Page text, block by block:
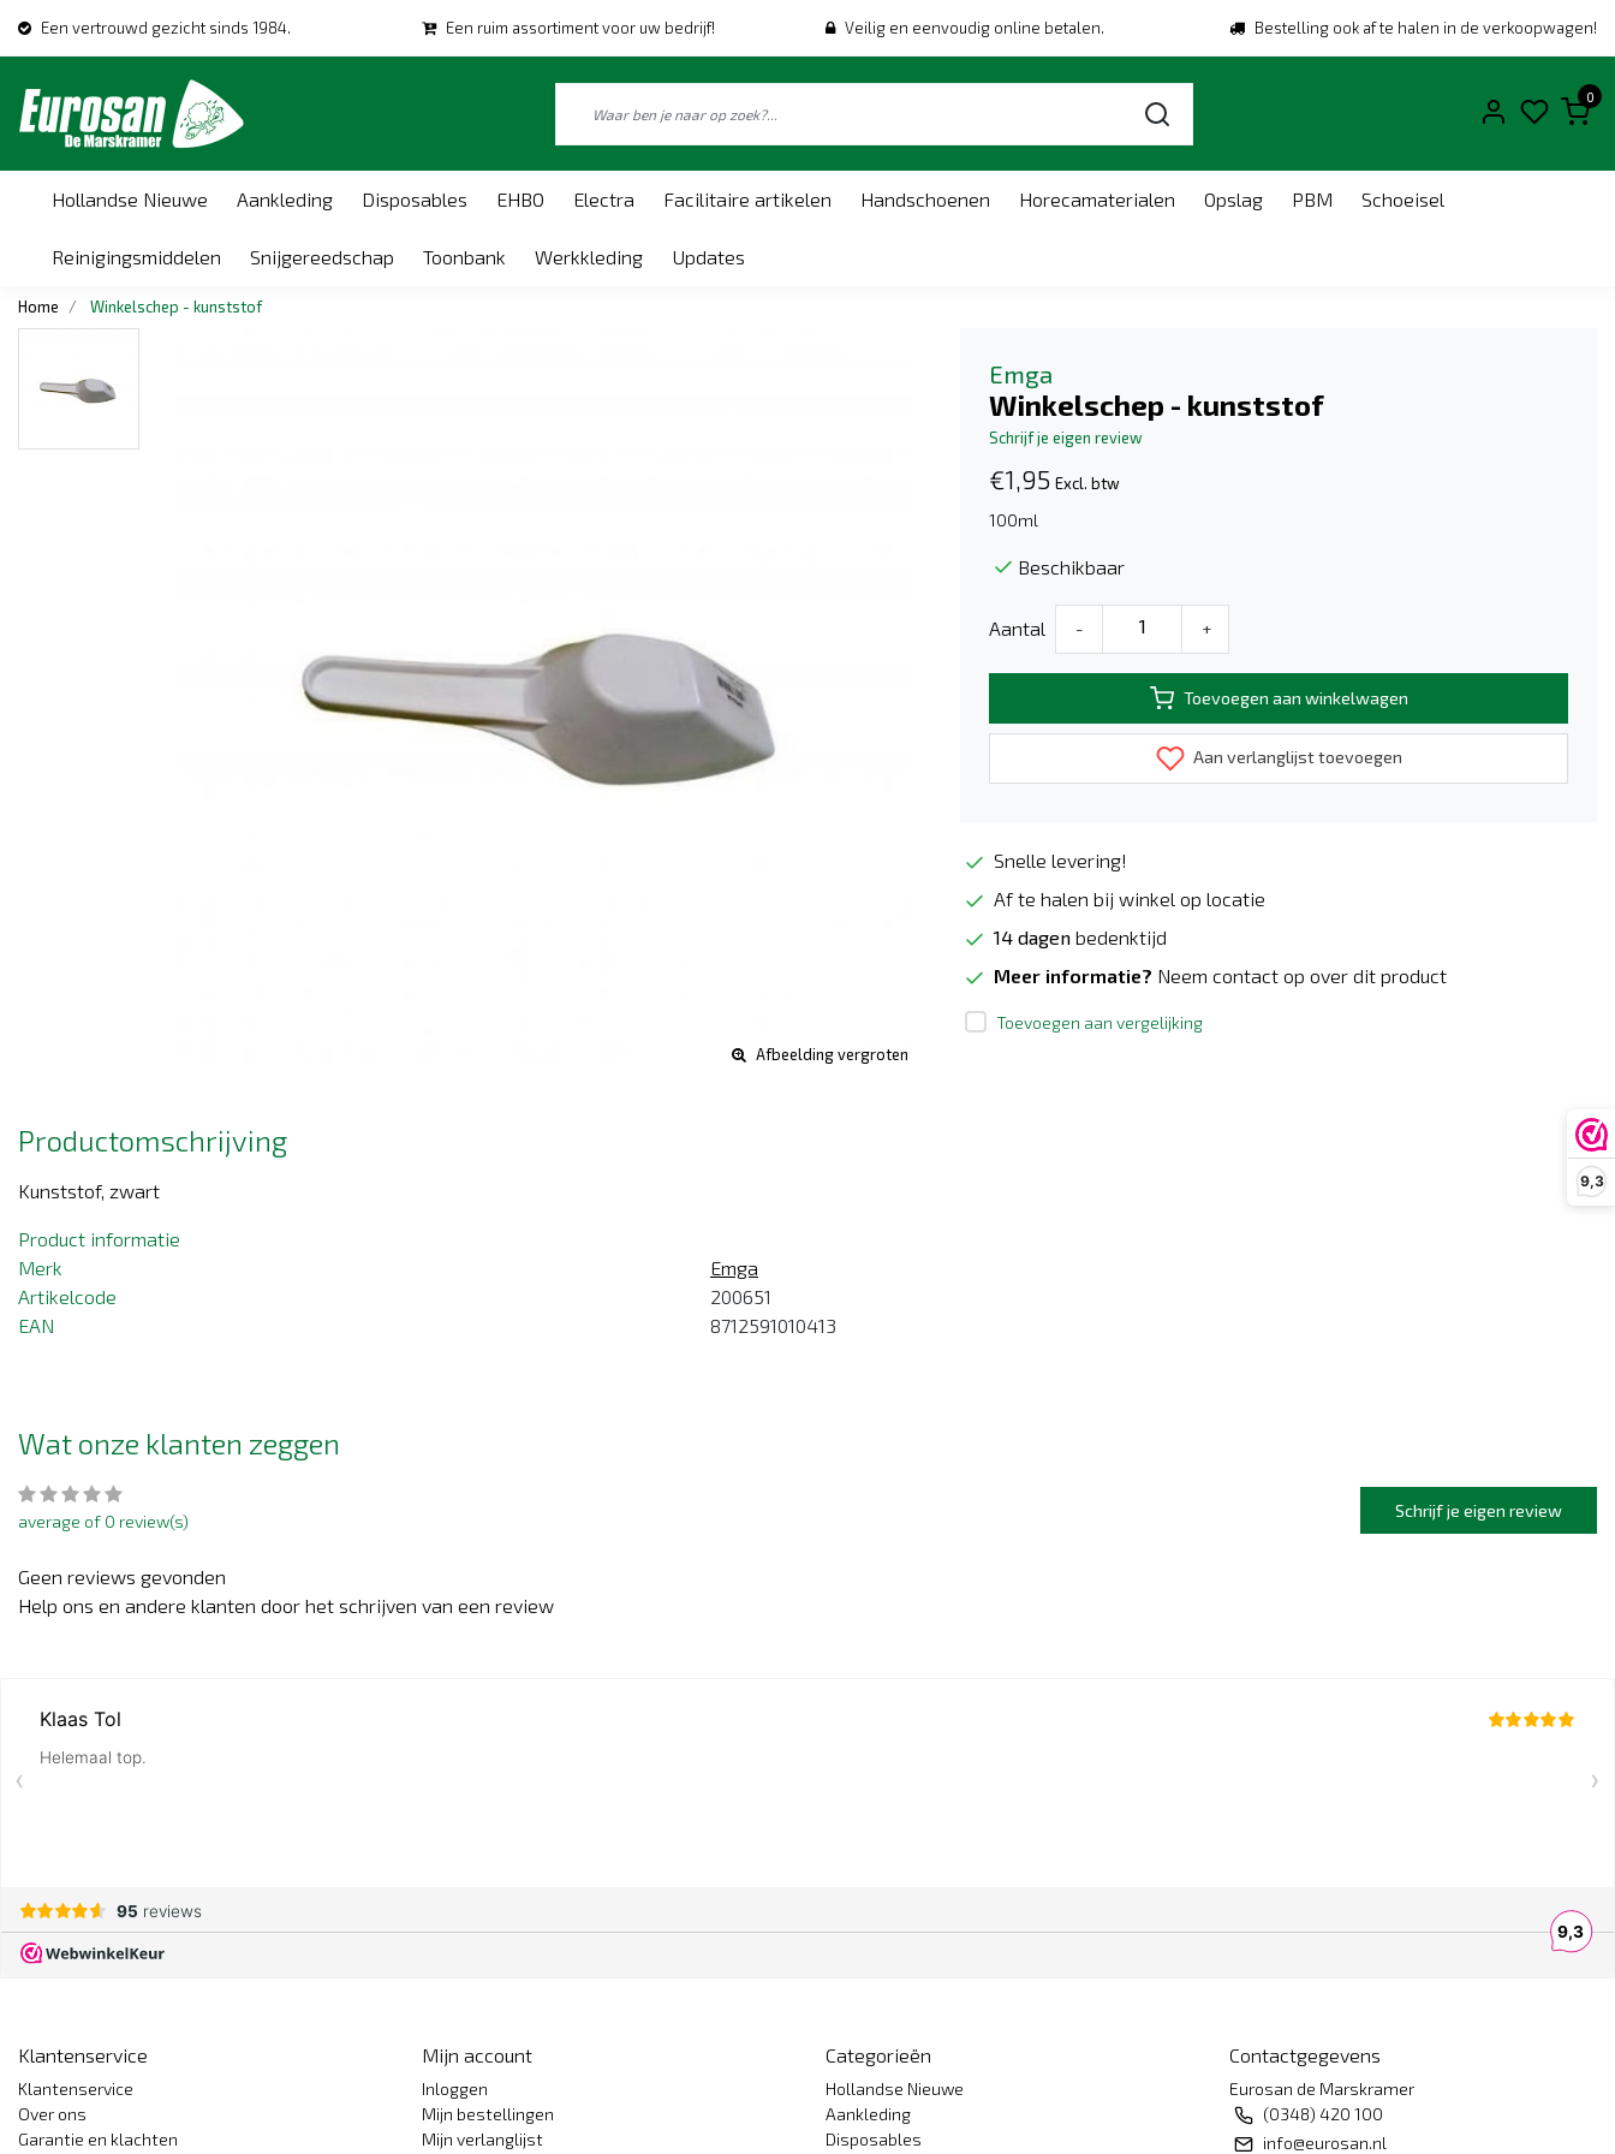
9,3
Een vertrouwd gezicht sinds 1984. Een ruim assortiment voor uw bedrijf! Veilig en eenvoudig online betalen. Bestelling ook af te halen in de verkoopwagen!
0
Hollandse Nieuwe Aankleding Disposables EHBO Electra Facilitaire artikelen Handschoenen Horecamaterialen Opslag PBM Schoeisel
Reinigingsmiddelen Snijgereedschap Toonbank Werkkleding Updates
Home Winkelschep - kunststof
Afbeelding vergroten
Emga
Winkelschep - kunststof
Schrijf je eigen review
€1,95 Excl. btw
100ml
Beschikbaar
Aantal - +
Toevoegen aan winkelwagen
Aan verlanglijst toevoegen
Snelle levering!
Af te halen bij winkel op locatie
14 dagen bedenktijd
Meer informatie? Neem contact op over dit product
Toevoegen aan vergelijking
Productomschrijving
Kunststof, zwart
Product informatie
Merk
Emga
Artikelcode
200651
EAN
8712591010413
Wat onze klanten zeggen
average of 0 review(s)
Schrijf je eigen review
Geen reviews gevonden
Help ons en andere klanten door het schrijven van een review
Klantenservice
Klantenservice
Over ons
Garantie en klachten
Mijn account
Inloggen
Mijn bestellingen
Mijn verlanglijst
Categorieën
Hollandse Nieuwe
Aankleding
Disposables
Contactgegevens
Eurosan de Marskramer
(0348) 420 100
info@eurosan.nl